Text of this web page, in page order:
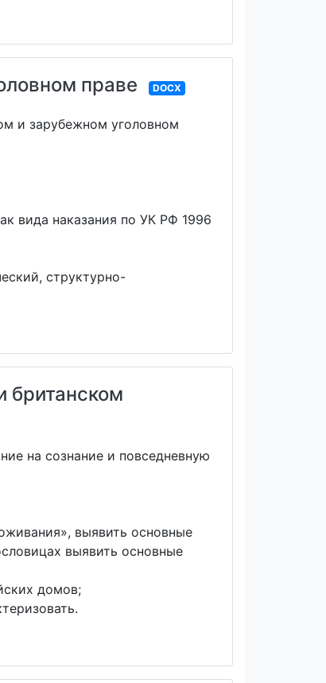
праве DOCX
и зарубежном уголовном
вида наказания по УК РФ 1996
структурно-
британском
на сознание и повседневную
выявить основные
выявить основные
домов;